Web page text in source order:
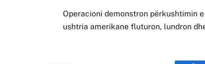
Operacioni demonstron përkushtimin
ushtria amerikane fluturon, lundron